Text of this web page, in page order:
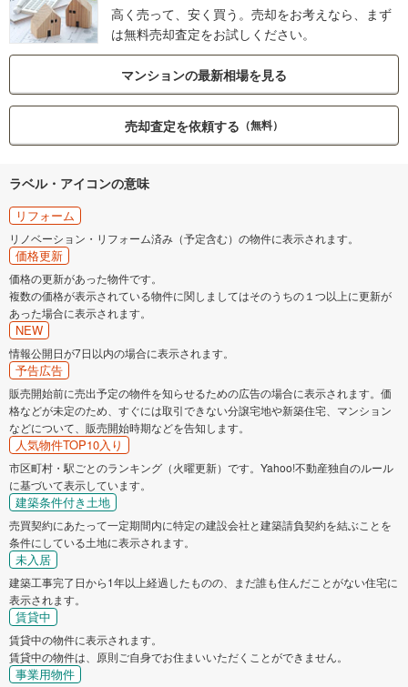
高く売って、安く買う。売却をお考えなら、まず
は無料売却査定をお試しください。
マンションの最新相場を見る
売却査定を依頼する （無料）
ラベル・アイコンの意味
リフォーム
リノベーション・リフォーム済み（予定含む）の物件に表示されます。
価格更新
価格の更新があった物件です。
複数の価格が表示されている物件に関しましてはそのうちの１つ以上に更新が
あった場合に表示されます。
NEW
情報公開日が7日以内の場合に表示されます。
予告広告
販売開始前に売出予定の物件を知らせるための広告の場合に表示されます。価
格などが未定のため、すぐには取引できない分譲宅地や新築住宅、マンション
などについて、販売開始時期などを告知します。
人気物件TOP10入り
市区町村・駅ごとのランキング（火曜更新）です。Yahoo!不動産独自のルール
に基づいて表示しています。
建築条件付き土地
売買契約にあたって一定期間内に特定の建設会社と建築請負契約を結ぶことを
条件にしている土地に表示されます。
未入居
建築工事完了日から1年以上経過したものの、まだ誰も住んだことがない住宅に
表示されます。
賃貸中
賃貸中の物件に表示されます。
賃貸中の物件は、原則ご自身でお住まいいただくことができません。
事業用物件